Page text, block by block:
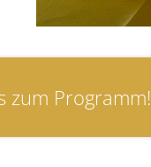
zum Programm!